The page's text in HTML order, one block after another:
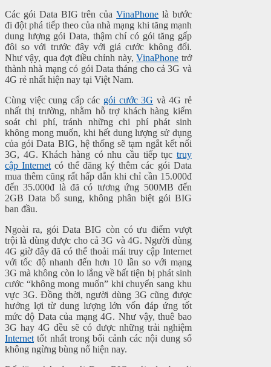
Các gói Data BIG trên củaVinaPhone là bước
đi đột phá tiếp theo của nhà mạng khi tăng mạnh
dung lượng gói Data, thậm chí có gói tăng gấp
đôi so với trước đây với giá cước không đổi.
Như vậy, qua đợt điều chỉnh này,VinaPhone trở
thành nhà mạng có gói Data tháng cho cả 3G và
4G rẻ nhất hiện nay tại Việt Nam.
Cùng việc cung cấp các gói cước 3G và 4G rẻ
nhất thị trường, nhằm hỗ trợ khách hàng kiểm
soát chi phí, tránh những chi phí phát sinh
không mong muốn, khi hết dung lượng sử dụng
của gói Data BIG, hệ thống sẽ tạm ngắt kết nối
3G, 4G. Khách hàng có nhu cầu tiếp tục truy
cập Internet có thể đăng ký thêm các gói Data
mua thêm cũng rất hấp dẫn khi chỉ cần 15.000đ
đến 35.000đ là đã có tương ứng 500MB đến
2GB Data bổ sung, không phân biệt gói BIG
ban đầu.
Ngoài ra, gói Data BIG còn có ưu điểm vượt
trội là dùng được cho cả 3G và 4G. Người dùng
4G giờ đây đã có thể thoải mái truy cập Internet
với tốc độ nhanh đến hơn 10 lần so với mạng
3G mà không còn lo lắng về bất tiện bị phát sinh
cước “không mong muốn” khi chuyển sang khu
vực 3G. Đồng thời, người dùng 3G cũng được
hưởng lợi từ dung lượng lớn vốn đáp ứng tốt
mức độ Data của mạng 4G. Như vậy, thuê bao
3G hay 4G đều sẽ có được những trải nghiệm
Internet tốt nhất trong bối cảnh các nội dung số
không ngừng bùng nổ hiện nay.